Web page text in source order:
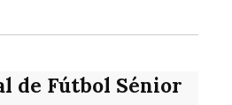
de Fútbol Sénior